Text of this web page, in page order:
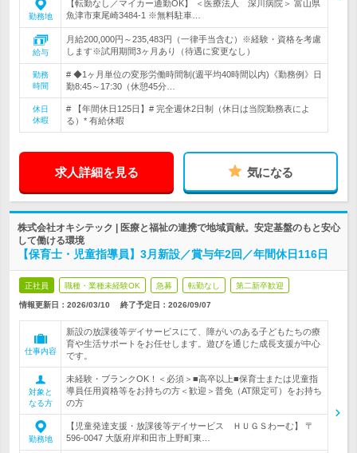
勤務地
【転勤なし／マイカー通勤OK】 ＜医療法人 深川病院＞ 富山県
魚津市東尾崎3484-1 ※無料駐車…
給与
月給200,000円～235,483円（一律手当含む）※経験・資格を考慮
します※試用期間3ヶ月あり（待遇に変更なし）
勤務
時間
# ◆1ヶ月単位の変形労働時間制(週平均40時間以内)《勤務例》日
勤8:45～17:30（休憩45分…
休日
休暇
# 【年間休日125日】# 完全週休2日制（休日は当院勤務表によ
る）* 有給休暇
求人詳細を見る 気になる
株式会社オキシテック | 医療と福祉の連携で地域貢献。安定基盤のもと安心
して働ける環境
【保育士・児童指導員】3月新設／賞与年2回／年間休日116日
正社員 職種・業種未経験OK 急募 転勤なし 第二新卒歓迎
情報更新日：2026/03/10 終了予定日： 2026/09/07
仕事内容
新設の放課後等デイサービスにて、障がいのある子どもたちの療
育や生活サポートをお任せします。遊びを通じた成長支援が中心
です。
対象と
なる方
未経験・ブランクOK！＜必須＞■高卒以上■保育士または児童指
導員任用資格等をお持ちの方＜歓迎＞普免（AT限定可）をお持ち
の方
勤務地
【児童発達支援・放課後等デイサービス ＨＵＧＳわーむ】 〒
596-0047 大阪府岸和田市上野町東…